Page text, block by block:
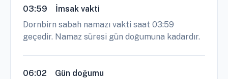
03:59
İmsak vakti
Dornbirn sabah namazı vakti saat 03:59
geçedir. Namaz süresi gün doğumuna kadardır.
06:02
Gün doğumu